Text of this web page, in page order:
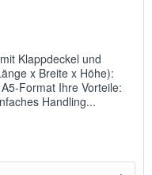
Klappdeckel und
x Breite x Höhe):
Format Ihre Vorteile:
Handling...